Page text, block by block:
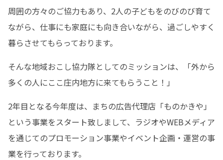
周囲の方々のご協力もあり、2人の子どもをのびのび育て
ながら、仕事にも家庭にも向き合いながら、過ごしやすく
暮らさせてもらっております。
そんな地域おこし協力隊としてのミッションは、「外から
多くの人にここ庄内地方に来てもらうこと！」
2年目となる今年度は、まちの広告代理店「ものかきや」
という事業をスタート致しまして、ラジオやWEBメディア
を通じてのプロモーション事業やイベント企画・運営の事
業を行っております。